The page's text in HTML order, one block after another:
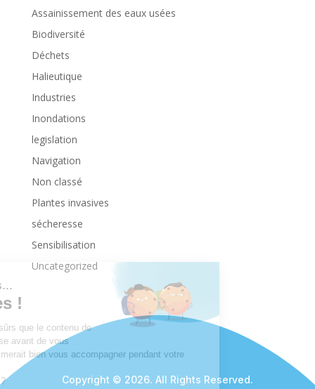
Assainissement des eaux usées
Biodiversité
Déchets
Halieutique
Industries
Inondations
legislation
Navigation
Non classé
Plantes invasives
sécheresse
Sensibilisation
Uncategorized
Copyright © 2026. All Rights Reserved.